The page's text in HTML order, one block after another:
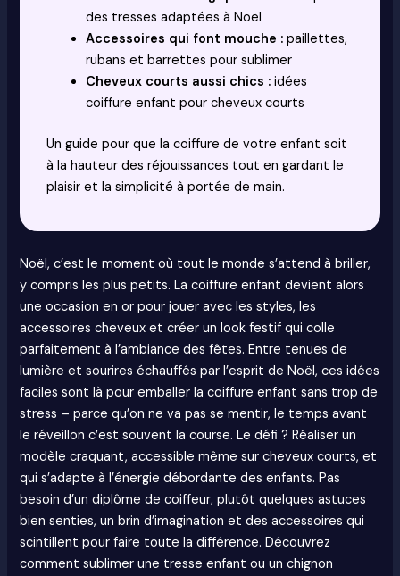
des tresses adaptées à Noël
Accessoires qui font mouche : paillettes,
rubans et barrettes pour sublimer
Cheveux courts aussi chics : idées
coiffure enfant pour cheveux courts
Un guide pour que la coiffure de votre enfant soit
à la hauteur des réjouissances tout en gardant le
plaisir et la simplicité à portée de main.
Noël, c’est le moment où tout le monde s’attend à briller,
y compris les plus petits. La coiffure enfant devient alors
une occasion en or pour jouer avec les styles, les
accessoires cheveux et créer un look festif qui colle
parfaitement à l’ambiance des fêtes. Entre tenues de
lumière et sourires échauffés par l’esprit de Noël, ces idées
faciles sont là pour emballer la coiffure enfant sans trop de
stress – parce qu’on ne va pas se mentir, le temps avant
le réveillon c’est souvent la course. Le défi ? Réaliser un
modèle craquant, accessible même sur cheveux courts, et
qui s’adapte à l’énergie débordante des enfants. Pas
besoin d’un diplôme de coiffeur, plutôt quelques astuces
bien senties, un brin d’imagination et des accessoires qui
scintillent pour faire toute la différence. Découvrez
comment sublimer une tresse enfant ou un chignon